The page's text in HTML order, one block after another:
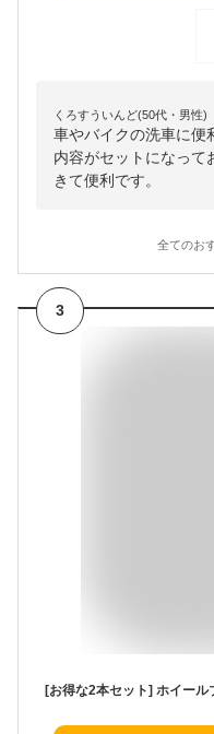
くろすういんど(50代・男性)
車やバイクの洗車に便
内容がセットになって
きて便利です。
全てのお
3